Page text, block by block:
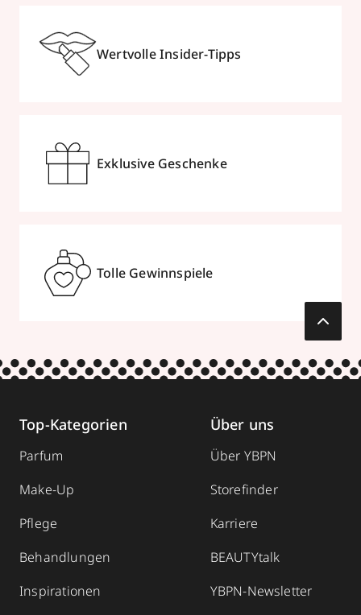
Wertvolle Insider-Tipps
Exklusive Geschenke
Tolle Gewinnspiele
Top-Kategorien
Parfum
Make-Up
Pflege
Behandlungen
Inspirationen
Über uns
Über YBPN
Storefinder
Karriere
BEAUTYtalk
YBPN-Newsletter